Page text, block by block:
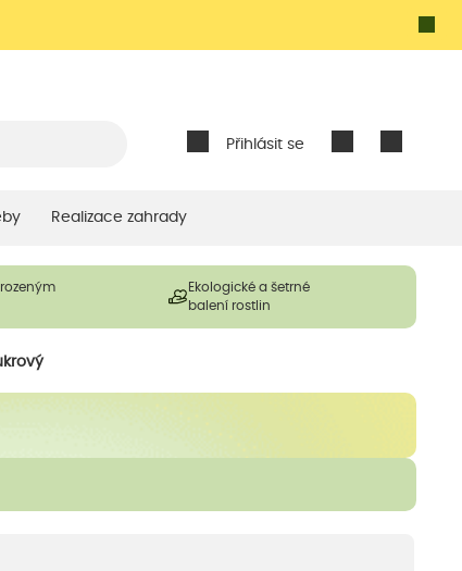
Přihlásit se
Realizace zahrady
Ekologické a šetrné
balení rostlin